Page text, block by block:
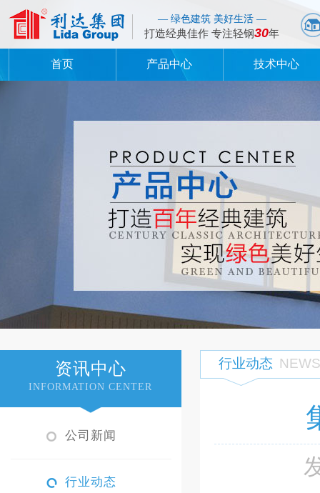
— 绿色建筑 美好生活 —
打造经典佳作 专注轻钢30年
首页 产品中心 技术中心
资讯中心
INFORMATION CENTER
公司新闻
行业动态
行业动态 NEWS